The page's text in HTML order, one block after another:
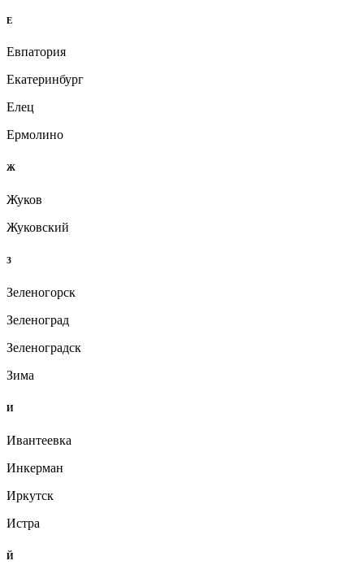
Е
Евпатория
Екатеринбург
Елец
Ермолино
Ж
Жуков
Жуковский
З
Зеленогорск
Зеленоград
Зеленоградск
Зима
И
Ивантеевка
Инкерман
Иркутск
Истра
Й